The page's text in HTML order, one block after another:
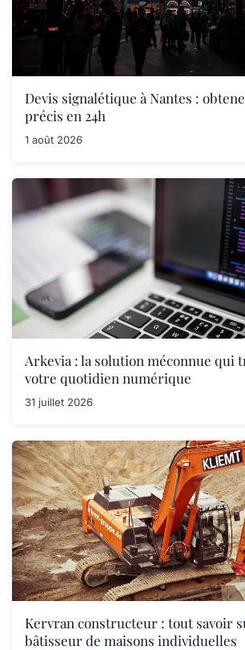
Devis signalétique à Nantes :
précis en 24h
1 août 2026
Arkevia : la solution méconnue qui
votre quotidien numérique
31 juillet 2026
Kervran constructeur : tout savoir
bâtisseur de maisons individuelles